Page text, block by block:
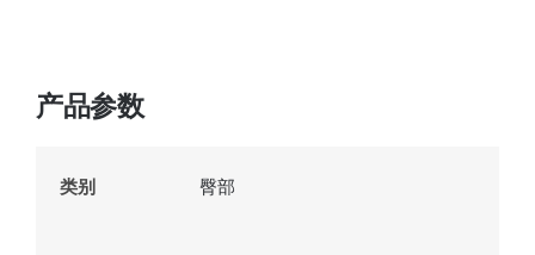
产品参数
类别 臀部